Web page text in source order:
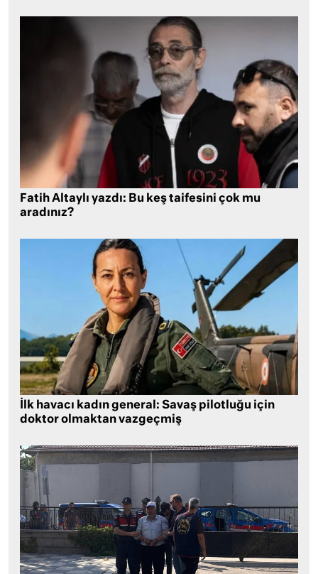
Fatih Altaylı yazdı: Bu keş taifesini çok mu
aradınız?
İlk havacı kadın general: Savaş pilotluğu için
doktor olmaktan vazgeçmiş